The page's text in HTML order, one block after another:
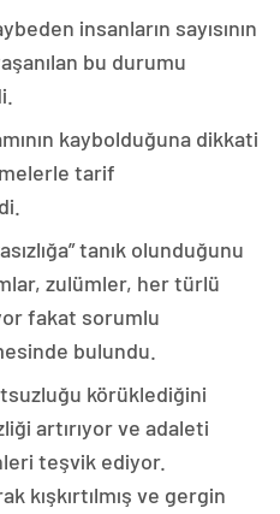
insanların sayısının
bu durumu
kaybolduğuna dikkati
tarif
tanık olunduğunu
zulümler, her türlü
fakat sorumlu
bulundu.
körüklediğini
artırıyor ve adaleti
teşvik ediyor.
kışkırtılmış ve gergin